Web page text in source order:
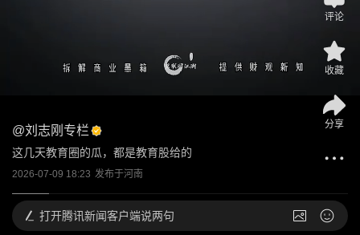
@刘志刚专栏
这几天教育圈的瓜，都是教育股给的
2026-07-09 18:23 发布于河南
评论
收藏
分享
打开腾讯新闻客户端说两句